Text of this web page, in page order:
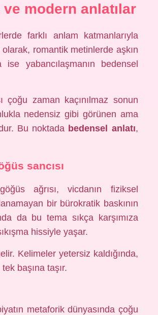
modern anlatılar
farklı anlam katmanlarıyla
olarak, romantik metinlerde aşkın
yabancılaşmanın bedensel
çoğu zaman kaçınılmaz sonun
nedensiz gibi görünen ama
Bu noktada bedensel anlatı,
sancısı
ağrısı, vicdanın fiziksel
bir bürokratik baskının
da bu tema sıkça karşımıza
hissiyle yaşar.
Kelimeler yetersiz kaldığında,
başına taşır.
metaforik dünyasında çoğu